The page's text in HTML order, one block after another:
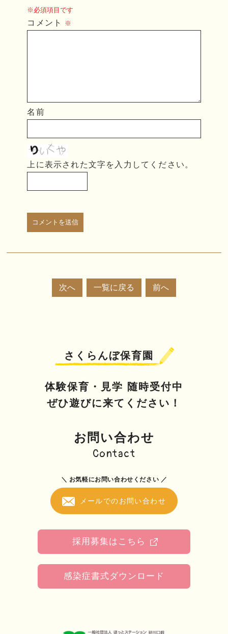
※必須項目です
コメント ※
名前
上に表示された文字を入力してください。
次へ 一覧に戻る 前へ
さくらんぼ保育園
体験保育・見学 随時受付中
ぜひ遊びに来てください！
お問い合わせ
Contact
＼ お気軽にお問い合わせください ／
メールでのお問い合わせ
採用募集はこちら
感染症書式ダウンロード